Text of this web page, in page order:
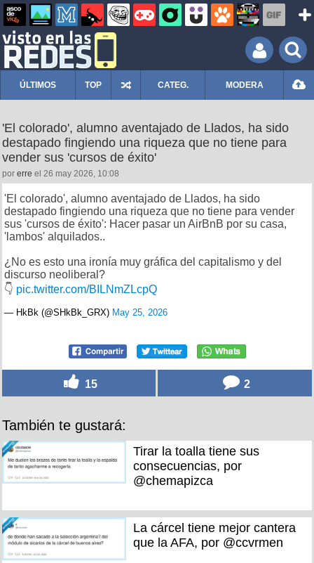
ÚLTIMOS TOP CATEG. MODERA
'El colorado', alumno aventajado de Llados, ha sido
destapado fingiendo una riqueza que no tiene para
vender sus 'cursos de éxito'
por erre el 26 may 2026, 10:08
'El colorado', alumno aventajado de Llados, ha sido
destapado fingiendo una riqueza que no tiene para vender
sus 'cursos de éxito': Hacer pasar un AirBnB por su casa,
'lambos' alquilados..
¿No es esto una ironía muy gráfica del capitalismo y del
discurso neoliberal?
👇 pic.twitter.com/BILNmZLcpQ
— HkBk (@SHkBk_GRX) May 25, 2026
15 2
También te gustará:
Tirar la toalla tiene sus
consecuencias, por
@chemapizca
La cárcel tiene mejor cantera
que la AFA, por @ccvrmen